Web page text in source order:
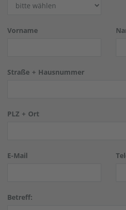
Vorname
Straße + Hausnummer
PLZ + Ort
E-Mail
Betreff: